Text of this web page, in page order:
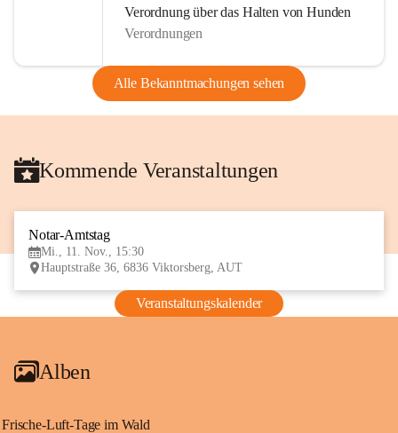
Verordnung über das Halten von Hunden
Verordnungen
Alle Bekanntmachungen sehen
Kommende Veranstaltungen
Notar-Amtstag
Mi., 11. Nov., 15:30
Hauptstraße 36, 6836 Viktorsberg, AUT
Veranstaltungskalender
Alben
Frische-Luft-Tage im Wald